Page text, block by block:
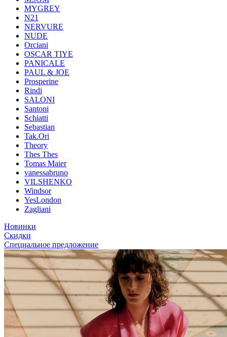
MYGREY
N21
NERVURE
NUDE
Orciani
OSCAR TIYE
PANICALE
PAUL & JOE
Prosperine
Rindi
SALONI
Santoni
Schiatti
Sebastian
Tak.Ori
Theory
Thes Thes
Tomas Maier
vanessabruno
VILSHENKO
Windsor
YesLondon
Zagliani
Новинки
Скидки
Специальное предложение